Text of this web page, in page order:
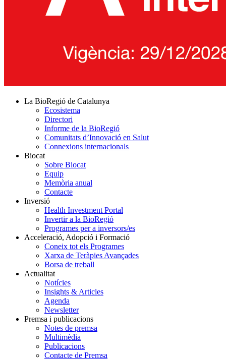
La BioRegió de Catalunya
Ecosistema
Directori
Informe de la BioRegió
Comunitats d’Innovació en Salut
Connexions internacionals
Biocat
Sobre Biocat
Equip
Memòria anual
Contacte
Inversió
Health Investment Portal
Invertir a la BioRegió
Programes per a inversors/es
Acceleració, Adopció i Formació
Coneix tot els Programes
Xarxa de Teràpies Avançades
Borsa de treball
Actualitat
Notícies
Insights & Articles
Agenda
Newsletter
Premsa i publicacions
Notes de premsa
Multimèdia
Publicacions
Contacte de Premsa